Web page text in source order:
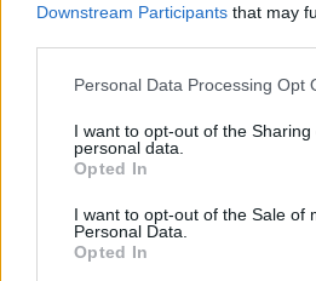
Downstream Participants that may
Personal Data Processing Opt
I want to opt-out of the Sharing
personal data.
Opted In
I want to opt-out of the Sale of
Personal Data.
Opted In
από τους
Οι
βγάζουν
τις τιμές
φθηνά